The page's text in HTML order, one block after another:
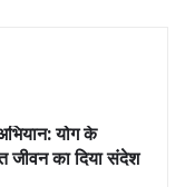
योग के
जीवन का दिया संदेश